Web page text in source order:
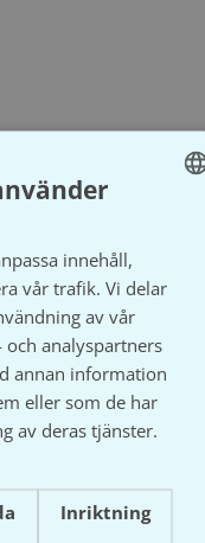
innehåll,
vår trafik. Vi delar
av vår
analyspartners
annan information
eller som de har
av deras tjänster.
Inriktning